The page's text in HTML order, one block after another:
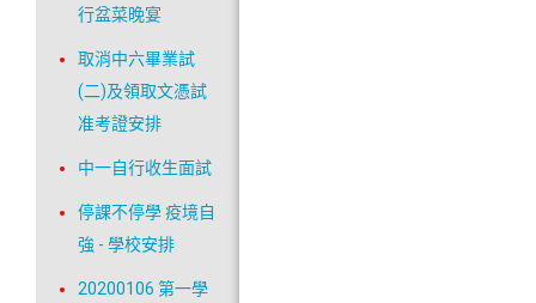
行盆菜晚宴
取消中六畢業試
(二)及領取文憑試
准考證安排
中一自行收生面試
停課不停學 疫境自
強 - 學校安排
20200106 第一學